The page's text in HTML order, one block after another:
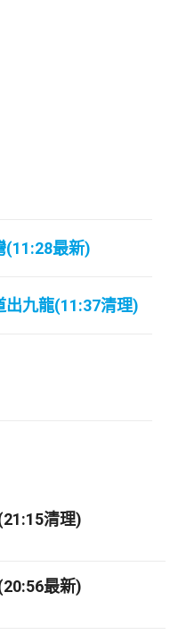
(11:28最新)
出九龍(11:37清理)
清理)
最新)